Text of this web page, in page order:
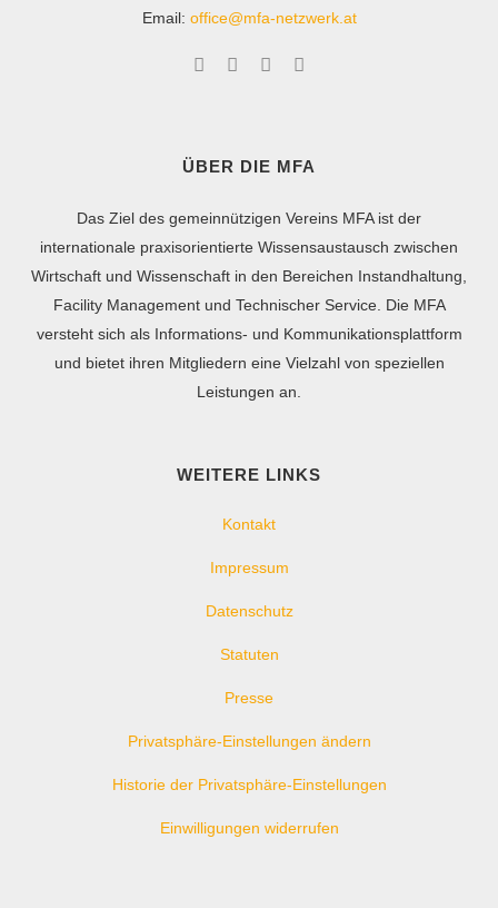
Email: office@mfa-netzwerk.at
ÜBER DIE MFA
Das Ziel des gemeinnützigen Vereins MFA ist der
internationale praxisorientierte Wissensaustausch zwischen
Wirtschaft und Wissenschaft in den Bereichen Instandhaltung,
Facility Management und Technischer Service. Die MFA
versteht sich als Informations- und Kommunikationsplattform
und bietet ihren Mitgliedern eine Vielzahl von speziellen
Leistungen an.
WEITERE LINKS
Kontakt
Impressum
Datenschutz
Statuten
Presse
Privatsphäre-Einstellungen ändern
Historie der Privatsphäre-Einstellungen
Einwilligungen widerrufen